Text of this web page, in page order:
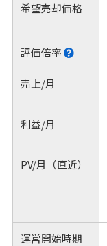
希望売却価格
評価倍率
売上/月
利益/月
PV/月（直近）
運営開始時期